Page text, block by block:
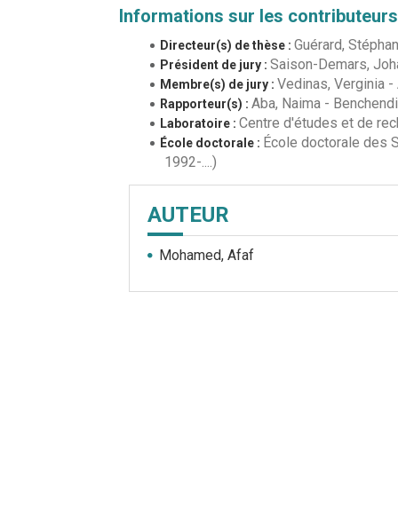
Informations sur les contributeurs
Directeur(s) de thèse : Guérard,
Président de jury : Saison-Demars,
Membre(s) de jury : Vedinas, Verginia -
Rapporteur(s) : Aba, Naima -
Laboratoire : Centre d'études et de
École doctorale : École doctorale des
1992-....)
AUTEUR
Mohamed, Afaf